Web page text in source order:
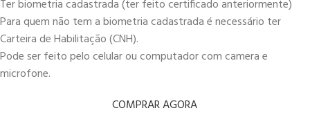
Ter biometria cadastrada (ter feito certificado anteriormente)
Para quem não tem a biometria cadastrada é necessário ter
Carteira de Habilitação (CNH).
Pode ser feito pelo celular ou computador com camera e
microfone.
COMPRAR AGORA